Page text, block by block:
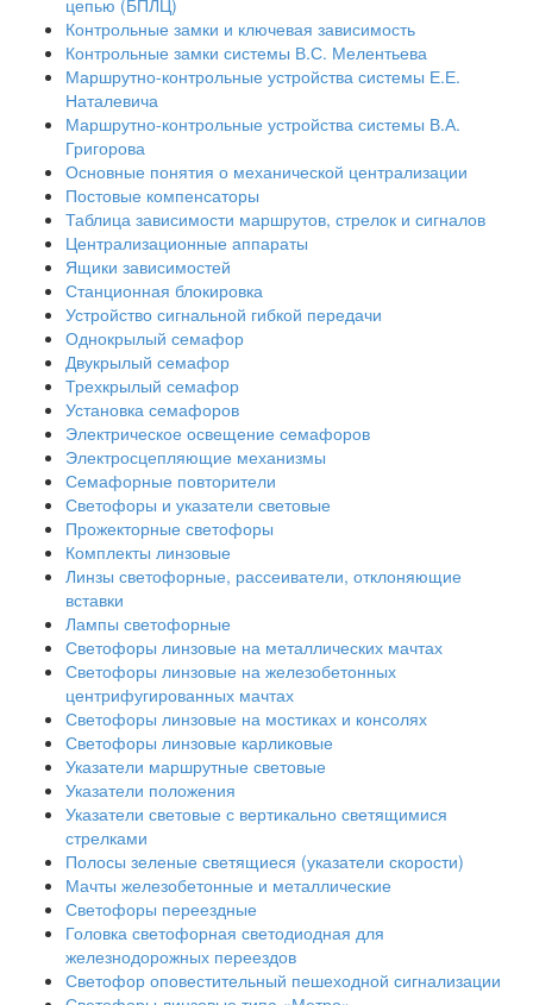
Контрольные замки и ключевая зависимость
Контрольные замки системы В.С. Мелентьева
Маршрутно-контрольные устройства системы Е.Е.
Наталевича
Маршрутно-контрольные устройства системы В.А.
Григорова
Основные понятия о механической централизации
Постовые компенсаторы
Таблица зависимости маршрутов, стрелок и сигналов
Централизационные аппараты
Ящики зависимостей
Станционная блокировка
Устройство сигнальной гибкой передачи
Однокрылый семафор
Двукрылый семафор
Трехкрылый семафор
Установка семафоров
Электрическое освещение семафоров
Электросцепляющие механизмы
Семафорные повторители
Светофоры и указатели световые
Прожекторные светофоры
Комплекты линзовые
Линзы светофорные, рассеиватели, отклоняющие
вставки
Лампы светофорные
Светофоры линзовые на металлических мачтах
Светофоры линзовые на железобетонных
центрифугированных мачтах
Светофоры линзовые на мостиках и консолях
Светофоры линзовые карликовые
Указатели маршрутные световые
Указатели положения
Указатели световые с вертикально светящимися
стрелками
Полосы зеленые светящиеся (указатели скорости)
Мачты железобетонные и металлические
Светофоры переездные
Головка светофорная светодиодная для
железнодорожных переездов
Светофор оповестительный пешеходной сигнализации